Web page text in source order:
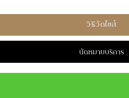
วิธีวัดไซส์
นัดหมายบริการ